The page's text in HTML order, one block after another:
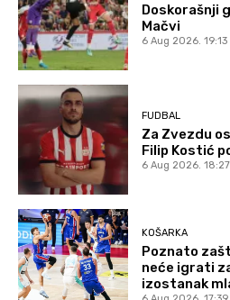
Doskorašnji
Mačvi
6 Aug 2026. 19:13
FUDBAL
Za Zvezdu
Filip Kostić
6 Aug 2026. 18:27
KOŠARKA
Poznato
neće igrati
izostanak